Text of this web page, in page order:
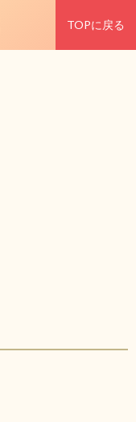
TOPに戻る